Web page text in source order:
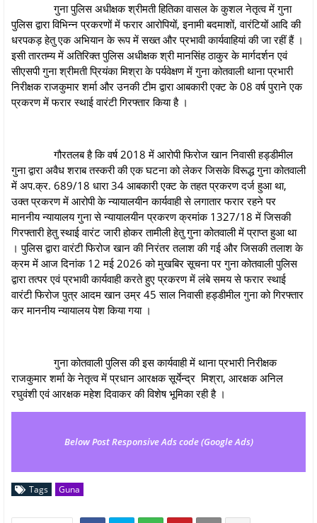
गुना पुलिस अधीक्षक श्रीमती हितिका वासल के कुशल नेतृत्व में गुना
पुलिस द्वारा विभिन्‍न प्रकरणों में फरार आरोपियों, इनामी बदमाशों, वारंटियों आदि की
धरपकड़ हेतु एक अभियान के रूप में सख्त और प्रभावी कार्यवाहियां की जा रहीं हैं ।
इसी तारतम्‍य में अतिरिक्त पुलिस अधीक्षक श्री मानसिंह ठाकुर के मार्गदर्शन एवं
सीएसपी गुना श्रीमती प्रियंका मिश्रा के पर्यवेक्षण में गुना कोतवाली थाना प्रभारी
निरीक्षक राजकुमार शर्मा और उनकी टीम द्वारा आबकारी एक्ट के 08 वर्ष पुराने एक
प्रकरण में फरार स्थाई वारंटी गिरफ्तार किया है ।
गौरतलब है कि वर्ष 2018 में आरोपी फिरोज खान निवासी हड्डीमील
गुना द्वारा अवैध शराब तस्करी की एक घटना को लेकर जिसके विरूद्ध गुना कोतवाली
में अप.क्र. 689/18 धारा 34 आबकारी एक्ट के तहत प्रकरण दर्ज हुआ था,
उक्‍त प्रकरण में आरोपी के न्‍यायालयीन कार्यवाही से लगातार फरार रहने पर
माननीय न्‍यायालय गुना से न्‍यायालयीन प्रकरण क्रमांक 1327/18 में जिसकी
गिरफ्तारी हेतु स्‍थाई वारंट जारी होकर तामीली हेतु गुना कोतवाली में प्राप्त हुआ था
। पुलिस द्वारा वारंटी फिरोज खान की निरंतर तलाश की गई और जिसकी तलाश के
क्रम में आज दिनांक 12 मई 2026 को मुखबिर सूचना पर गुना कोतवाली पुलिस
द्वारा तत्‍पर एवं प्रभावी कार्यवाही करते हुए प्रकरण में लंबे समय से फरार स्‍थाई
वारंटी फिरोज पुत्र आदम खान उम्र 45 साल निवासी हड्डीमील गुना को गिरफ्तार
कर माननीय न्‍यायालय पेश किया गया ।
गुना कोतवाली पुलिस की इस कार्यवाही में थाना प्रभारी निरीक्षक
राजकुमार शर्मा के नेतृत्व में प्रधान आरक्षक सूर्येन्द्र मिश्रा, आरक्षक अनिल
रघुवंशी एवं आरक्षक महेश दिवाकर की विशेष भूमिका रही है ।
Below Post Responsive Ads code (Google Ads)
Tags Guna